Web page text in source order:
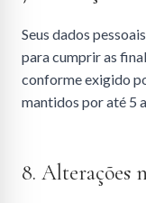
Seus dados
para cumprir as
conforme exigido
mantidos por até 5
8. Alterações